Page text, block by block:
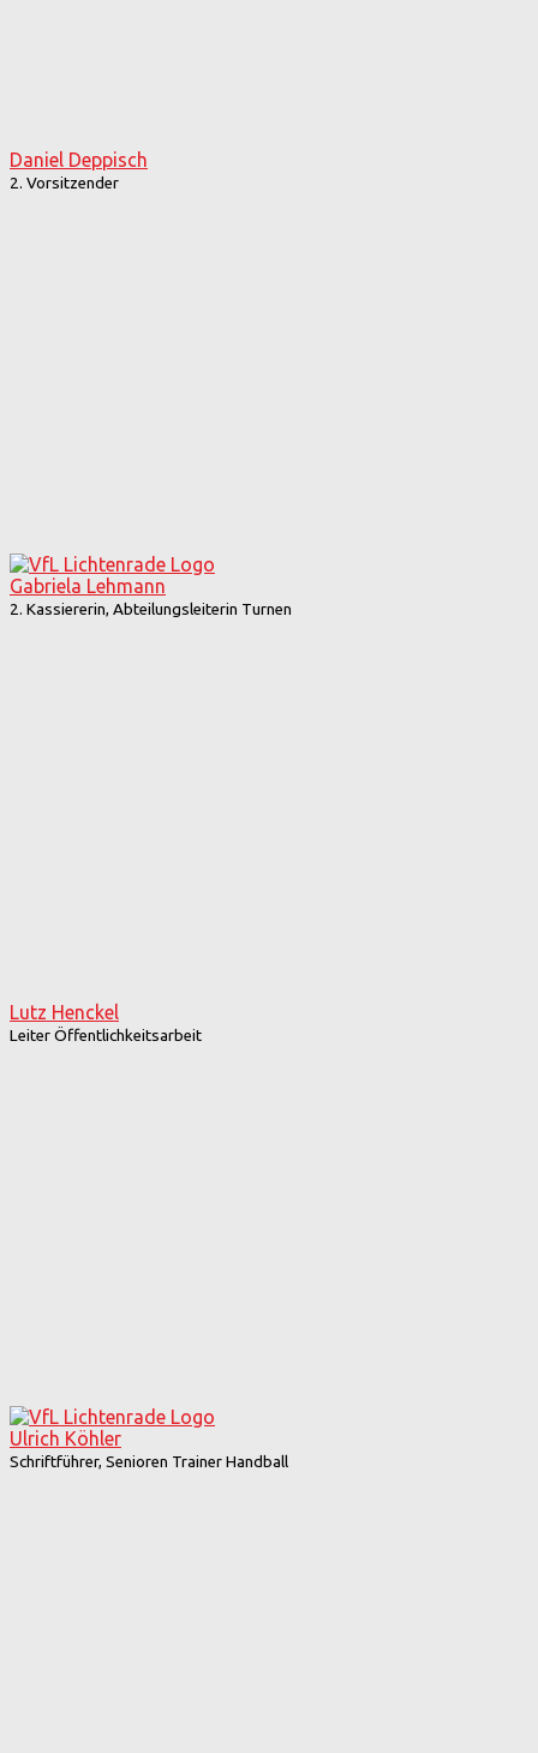
Daniel Deppisch
2. Vorsitzender
Gabriela Lehmann
2. Kassiererin, Abteilungsleiterin Turnen
Lutz Henckel
Leiter Öffentlichkeitsarbeit
Ulrich Köhler
Schriftführer, Senioren Trainer Handball